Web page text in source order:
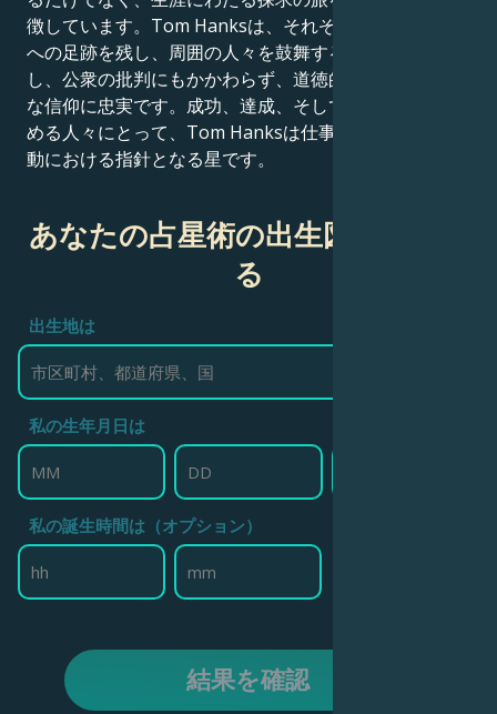
徴しています。Tom Hanksは、それぞれの状況を世界
への足跡を残し、周囲の人々を鼓舞する手段として活用
し、公衆の批判にもかかわらず、道徳的な信念と宗教的
な信仰に忠実です。成功、達成、そして人生の意味を求
める人々にとって、Tom Hanksは仕事、成功、社会活
動における指針となる星です。
あなたの占星術の出生図を作成す
る
出生地は
私の生年月日は
私の誕生時間は（オプション）
結果を確認